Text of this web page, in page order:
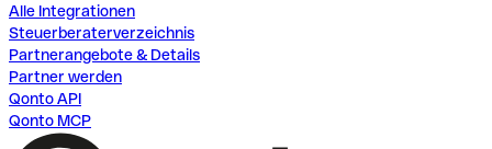
Alle Integrationen
Steuerberaterverzeichnis
Partnerangebote & Details
Partner werden
Qonto API
Qonto MCP